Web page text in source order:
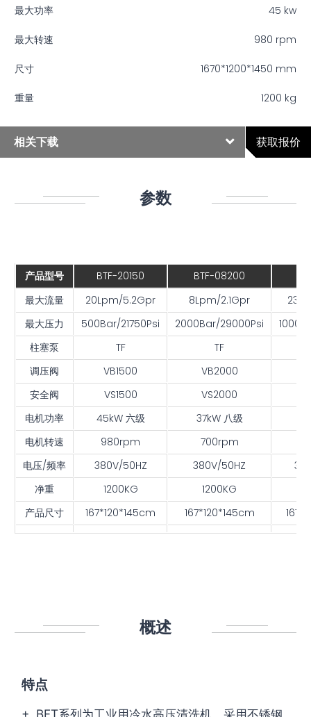
最大功率 45 kw
最大转速 980 rpm
尺寸 1670*1200*1450 mm
重量 1200 kg
相关下载
概述
相关下载
获取报价
参数
产品型号 BTF-20150 BTF-08200
最大流量
20Lpm/5.2Gpr 8Lpm/2.1Gpr
最大压力
500Bar/21750Psi 2000Bar/29000Psi
柱塞泵
TF
TF
调压阀
VB1500 VB2000
安全阀
VS1500 VS2000
电机功率
45kW 六级 37kW 八级
电机转速
980rpm 700rpm
电压/频率
380V/50HZ 380V/50HZ
净重
1200KG 1200KG
产品尺寸
167*120*145cm 167*120*145cm
概述
特点